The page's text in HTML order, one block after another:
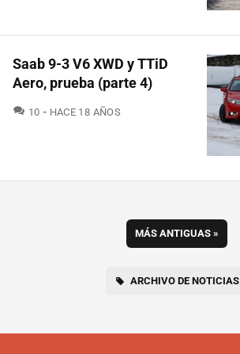
Saab 9-3 V6 XWD y TTiD
Aero, prueba (parte 4)
10 COMENTARIOS
HACE 18 AÑOS
MÁS ANTIGUAS »
ARCHIVO DE NOTICIAS